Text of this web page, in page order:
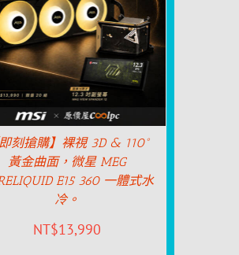
即刻搶購】裸視 3D & 110°
黃金曲面，微星 MEG
E15 360 一體式水
冷。
NT$13,990